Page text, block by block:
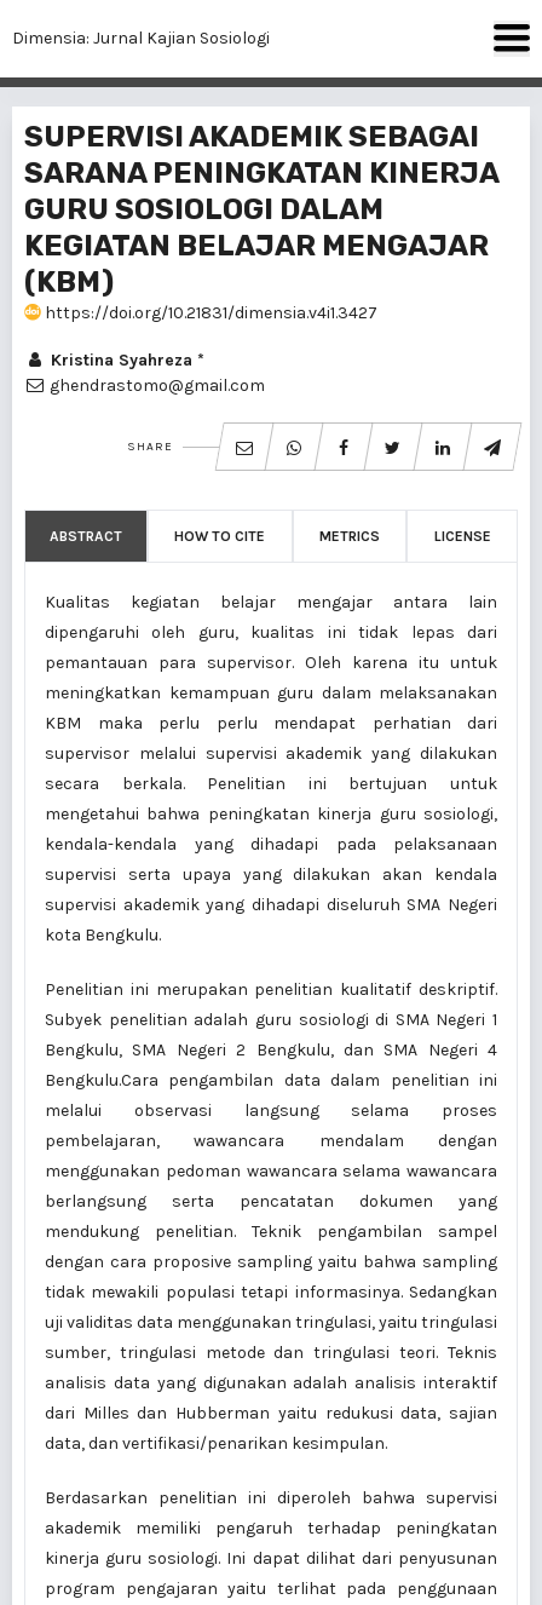
Dimensia: Jurnal Kajian Sosiologi
SUPERVISI AKADEMIK SEBAGAI
SARANA PENINGKATAN KINERJA
GURU SOSIOLOGI DALAM
KEGIATAN BELAJAR MENGAJAR
(KBM)
https://doi.org/10.21831/dimensia.v4i1.3427
Kristina Syahreza *
ghendrastomo@gmail.com
SHARE
ABSTRACT HOW TO CITE METRICS LICENSE
Kualitas kegiatan belajar mengajar antara lain
dipengaruhi oleh guru, kualitas ini tidak lepas dari
pemantauan para supervisor. Oleh karena itu untuk
meningkatkan kemampuan guru dalam melaksanakan
KBM maka perlu perlu mendapat perhatian dari
supervisor melalui supervisi akademik yang dilakukan
secara berkala. Penelitian ini bertujuan untuk
mengetahui bahwa peningkatan kinerja guru sosiologi,
kendala-kendala yang dihadapi pada pelaksanaan
supervisi serta upaya yang dilakukan akan kendala
supervisi akademik yang dihadapi diseluruh SMA Negeri
kota Bengkulu.
Penelitian ini merupakan penelitian kualitatif deskriptif.
Subyek penelitian adalah guru sosiologi di SMA Negeri 1
Bengkulu, SMA Negeri 2 Bengkulu, dan SMA Negeri 4
Bengkulu.Cara pengambilan data dalam penelitian ini
melalui observasi langsung selama proses
pembelajaran, wawancara mendalam dengan
menggunakan pedoman wawancara selama wawancara
berlangsung serta pencatatan dokumen yang
mendukung penelitian. Teknik pengambilan sampel
dengan cara proposive sampling yaitu bahwa sampling
tidak mewakili populasi tetapi informasinya. Sedangkan
uji validitas data menggunakan tringulasi, yaitu tringulasi
sumber, tringulasi metode dan tringulasi teori. Teknis
analisis data yang digunakan adalah analisis interaktif
dari Milles dan Hubberman yaitu redukusi data, sajian
data, dan vertifikasi/penarikan kesimpulan.
Berdasarkan penelitian ini diperoleh bahwa supervisi
akademik memiliki pengaruh terhadap peningkatan
kinerja guru sosiologi. Ini dapat dilihat dari penyusunan
program pengajaran yaitu terlihat pada penggunaan